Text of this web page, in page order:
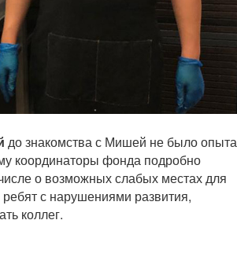
до знакомства с Мишей не было опыта
координаторы фонда подробно
о возможных слабых местах для
с нарушениями развития,
коллег.